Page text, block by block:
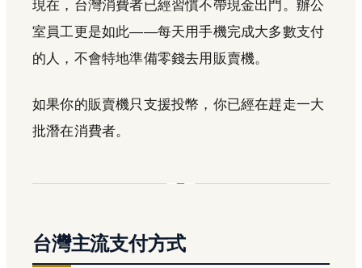
現在，台灣消費者已經習慣不帶現金出門。辦公
室員工更是如此——每天用手機完成大多數支付
的人，不會特地準備零錢去用販賣機。
如果你的販賣機只支援投幣，你已經在趕走一大
批潛在消費者。
台灣主流支付方式